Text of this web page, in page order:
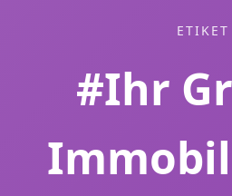
ETIKET
#Ihr